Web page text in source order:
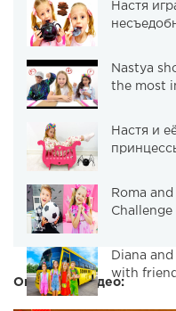
Настя
Nastya
the most
Настя и
Roma
Challenge
Diana
with
Описание видео: